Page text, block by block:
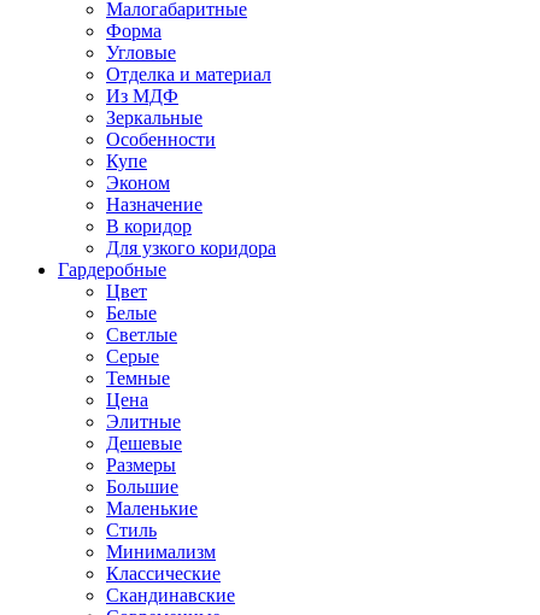
Малогабаритные
Форма
Угловые
Отделка и материал
Из МДФ
Зеркальные
Особенности
Купе
Эконом
Назначение
В коридор
Для узкого коридора
Гардеробные
Цвет
Белые
Светлые
Серые
Темные
Цена
Элитные
Дешевые
Размеры
Большие
Маленькие
Стиль
Минимализм
Классические
Скандинавские